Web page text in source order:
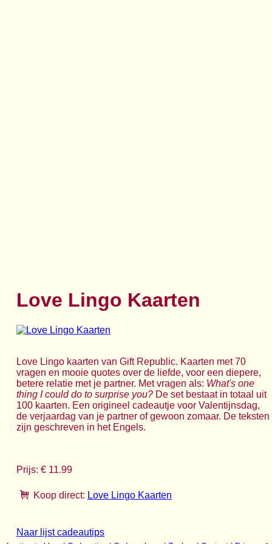
Love Lingo Kaarten
Love Lingo kaarten van Gift Republic. Kaarten met 70
vragen en mooie quotes over de liefde, voor een diepere,
betere relatie met je partner. Met vragen als: What's one
thing I could do to surprise you? De set bestaat in totaal uit
100 kaarten. Een origineel cadeautje voor Valentijnsdag,
de verjaardag van je partner of gewoon zomaar. De teksten
zijn geschreven in het Engels.
Prijs: € 11.99
Koop direct: Love Lingo Kaarten
Naar lijst cadeautips